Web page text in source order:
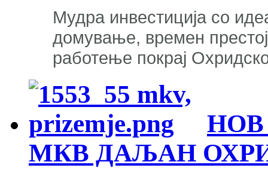
Мудра инвестиција со
домување, времен
работење покрај
НОВ
МКВ ДАЉАН